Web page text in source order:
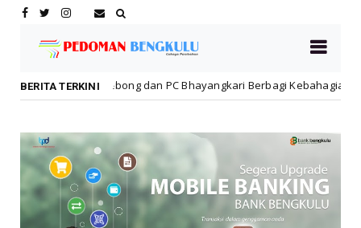
BERITA TERKINI
dan PC Bhayangkari Berbagi Kebahagiaan Bersama Anak Panti